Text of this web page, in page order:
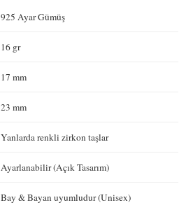
925 Ayar Gümüş
16 gr
17 mm
23 mm
Yanlarda renkli zirkon taşlar
Ayarlanabilir (Açık Tasarım)
Bay & Bayan uyumludur (Unisex)